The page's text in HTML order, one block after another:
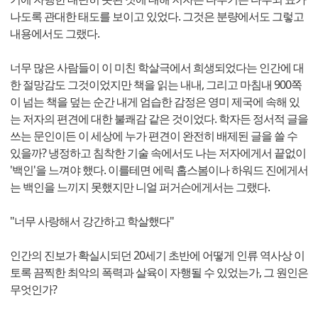
나도록 관대한 태도를 보이고 있었다. 그것은 분량에서도 그렇고
내용에서도 그랬다.
너무 많은 사람들이 이 미친 학살극에서 희생되었다는 인간에 대
한 절망감도 그것이었지만 책을 읽는 내내, 그리고 마침내 900쪽
이 넘는 책을 덮는 순간 내게 엄습한 감정은 영미 제국에 속해 있
는 저자의 편견에 대한 불쾌감 같은 것이었다. 학자든 정서적 글을
쓰는 문인이든 이 세상에 누가 편견이 완전히 배제된 글을 쓸 수
있을까? 냉정하고 침착한 기술 속에서도 나는 저자에게서 끝없이
'백인'을 느껴야 했다. 이를테면 에릭 홉스봄이나 하워드 진에게서
는 백인을 느끼지 못했지만 니얼 퍼거슨에게서는 그랬다.
"너무 사랑해서 강간하고 학살했다"
인간의 진보가 확실시되던 20세기 초반에 어떻게 인류 역사상 이
토록 끔찍한 최악의 폭력과 살육이 자행될 수 있었는가, 그 원인은
무엇인가?